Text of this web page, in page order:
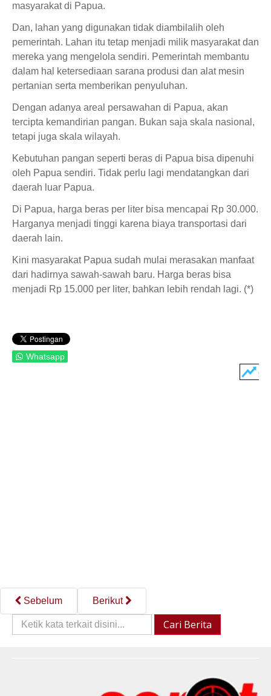
masyarakat di Papua.
Dan, lahan yang digunakan tidak diambilalih oleh
pemerintah. Lahan itu tetap menjadi milik masyarakat dan
mereka yang mengelola sendiri. Pemerintah membantu
dalam hal ketersediaan sarana produsi dan alat mesin
pertanian serta memberikan penyuluhan.
Dengan adanya areal persawahan di Papua, akan
tercipta kemandirian pangan. Bukan saja skala nasional,
tetapi juga skala wilayah.
Kebutuhan pangan seperti beras di Papua bisa dipenuhi
oleh Papua sendiri. Tidak perlu lagi mendatangkan dari
daerah luar Papua.
Di Papua, harga beras per liter bisa mencapai Rp 30.000.
Harganya menjadi tinggi karena biaya transportasi dari
daerah lain.
Kini masyarakat Papua sudah mulai merasakan manfaat
dari hadirnya sawah-sawah baru. Harga beras bisa
menjadi Rp 15.000 per liter, bahkan lebih rendah lagi. (*)
Whatsapp
Sebelum
Berikut
Cari
Berita::
Cari Berita